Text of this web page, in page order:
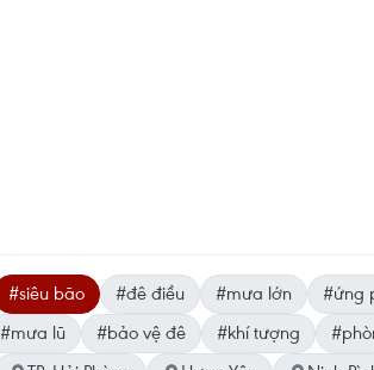
#siêu bão #đê điều #mưa lớn #ứng
#mưa lũ #bảo vệ đê #khí tượng